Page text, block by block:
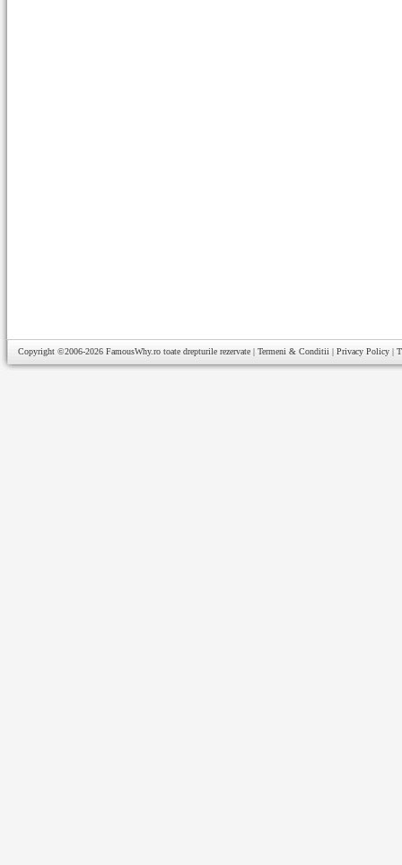
Copyright ©2006-2026 FamousWhy.ro toate drepturile rezervate | Termeni & Conditii | Privacy Policy |